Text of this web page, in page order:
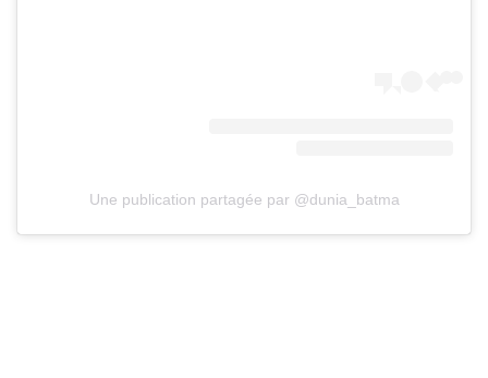
Une publication partagée par @dunia_batma